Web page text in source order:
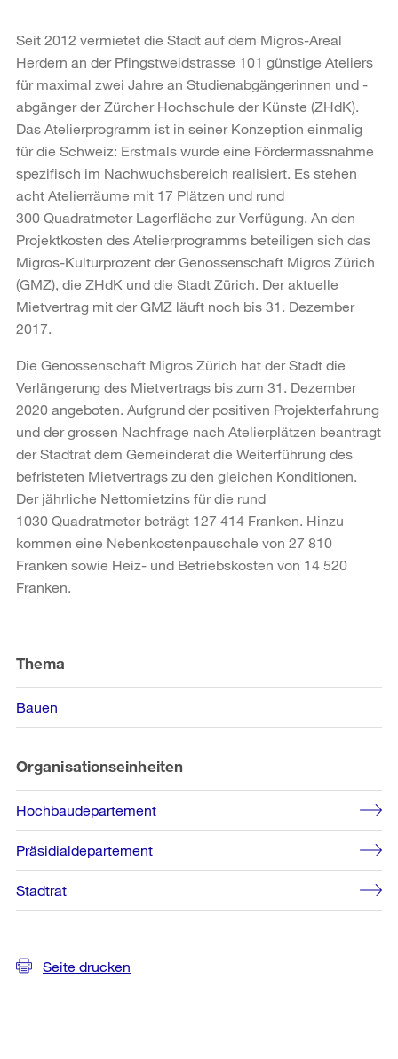
Seit 2012 vermietet die Stadt auf dem Migros-Areal
Herdern an der Pfingstweidstrasse 101 günstige Ateliers
für maximal zwei Jahre an Studienabgängerinnen und -
abgänger der Zürcher Hochschule der Künste (ZHdK).
Das Atelierprogramm ist in seiner Konzeption einmalig
für die Schweiz: Erstmals wurde eine Fördermassnahme
spezifisch im Nachwuchsbereich realisiert. Es stehen
acht Atelierräume mit 17 Plätzen und rund
300 Quadratmeter Lagerfläche zur Verfügung. An den
Projektkosten des Atelierprogramms beteiligen sich das
Migros-Kulturprozent der Genossenschaft Migros Zürich
(GMZ), die ZHdK und die Stadt Zürich. Der aktuelle
Mietvertrag mit der GMZ läuft noch bis 31. Dezember
2017.
Die Genossenschaft Migros Zürich hat der Stadt die
Verlängerung des Mietvertrags bis zum 31. Dezember
2020 angeboten. Aufgrund der positiven Projekterfahrung
und der grossen Nachfrage nach Atelierplätzen beantragt
der Stadtrat dem Gemeinderat die Weiterführung des
befristeten Mietvertrags zu den gleichen Konditionen.
Der jährliche Nettomietzins für die rund
1030 Quadratmeter beträgt 127 414 Franken. Hinzu
kommen eine Nebenkostenpauschale von 27 810
Franken sowie Heiz- und Betriebskosten von 14 520
Franken.
Informationen
Thema
Bauen
Organisationseinheiten
Hochbaudepartement
Präsidialdepartement
Stadtrat
Seite drucken